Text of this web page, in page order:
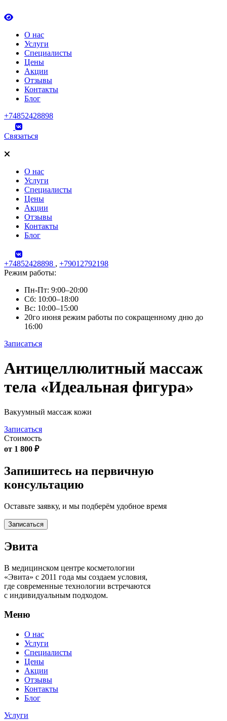
О нас
Услуги
Специалисты
Цены
Акции
Отзывы
Контакты
Блог
+74852428898
Связаться
О нас
Услуги
Специалисты
Цены
Акции
Отзывы
Контакты
Блог
+74852428898 , +79012792198
Режим работы:
Пн-Пт: 9:00–20:00
Сб: 10:00–18:00
Вс: 10:00–15:00
20го июня режим работы по сокращенному дню до
16:00
Записаться
Skip
to
Антицеллюлитный массаж
тела «Идеальная фигура»
Вакуумный массаж кожи
Записаться
Стоимость
от 1 800 ₽
Запишитесь на первичную
консультацию
Оставьте заявку, и мы подберём удобное время
Записаться
Эвита
В медицинском центре косметологии
«Эвита» с 2011 года мы создаем условия,
где современные технологии встречаются
с индивидуальным подходом.
Меню
О нас
Услуги
Специалисты
Цены
Акции
Отзывы
Контакты
Блог
Услуги